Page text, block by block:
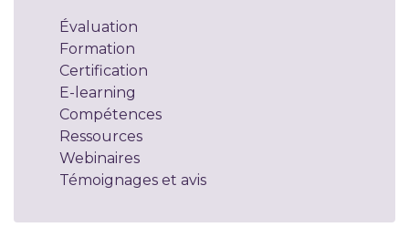
Évaluation
Formation
Certification
E-learning
Compétences
Ressources
Webinaires
Témoignages et avis